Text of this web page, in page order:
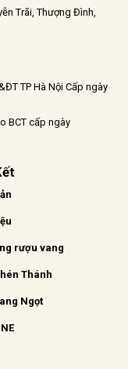
Trãi, Thượng Đình,
TP Hà Nội Cấp ngày
BCT cấp ngày
rượu vang
Thánh
Ngọt